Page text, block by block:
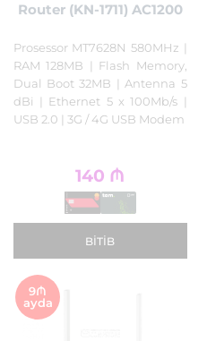
Router (KN-1711) AC1200
Prosessor MT7628N 580MHz |
RAM 128MB | Flash Memory,
Dual Boot 32MB | Antenna 5
dBi | Ethernet 5 x 100Mb/s |
USB 2.0 | 3G / 4G USB Modem
140 ₼
BITIB
9₼
ayda